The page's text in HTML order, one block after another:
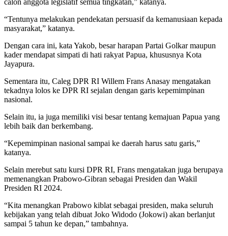
calon anggota legislatif semua tingkatan,” katanya.
“Tentunya melakukan pendekatan persuasif da kemanusiaan kepada
masyarakat,” katanya.
Dengan cara ini, kata Yakob, besar harapan Partai Golkar maupun
kader mendapat simpati di hati rakyat Papua, khususnya Kota
Jayapura.
Sementara itu, Caleg DPR RI Willem Frans Anasay mengatakan
tekadnya lolos ke DPR RI sejalan dengan garis kepemimpinan
nasional.
Selain itu, ia juga memiliki visi besar tentang kemajuan Papua yang
lebih baik dan berkembang.
“Kepemimpinan nasional sampai ke daerah harus satu garis,”
katanya.
Selain merebut satu kursi DPR RI, Frans mengatakan juga berupaya
memenangkan Prabowo-Gibran sebagai Presiden dan Wakil
Presiden RI 2024.
“Kita menangkan Prabowo kiblat sebagai presiden, maka seluruh
kebijakan yang telah dibuat Joko Widodo (Jokowi) akan berlanjut
sampai 5 tahun ke depan,” tambahnya.